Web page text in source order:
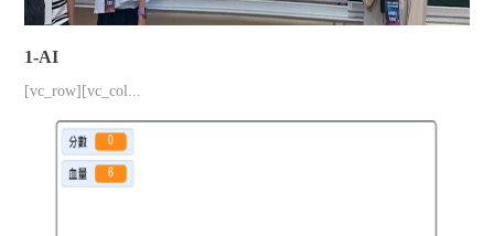
1-AI
[vc_row][vc_col...